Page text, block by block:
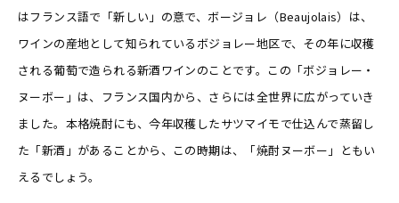
はフランス語で「新しい」の意で、ボージョレ（Beaujolais）は、
ワインの産地として知られているボジョレー地区で、その年に収穫
される葡萄で造られる新酒ワインのことです。この「ボジョレー・
ヌーボー」は、フランス国内から、さらには全世界に広がっていき
ました。本格焼酎にも、今年収穫したサツマイモで仕込んで蒸留し
た「新酒」があることから、この時期は、「焼酎ヌーボー」ともい
えるでしょう。